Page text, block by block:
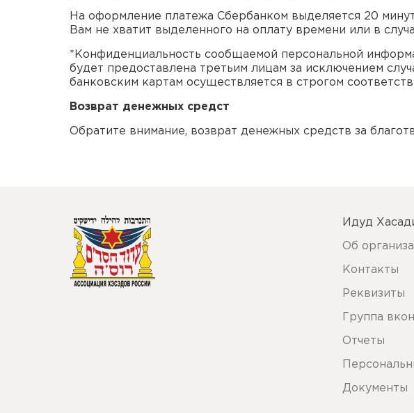
На оформление платежа Сбербанком выделяется 20
Вам не хватит выделенного на оплату времени или в
*Конфиденциальность сообщаемой персональной
будет предоставлена третьим лицам за исключением
банковским картам осуществляется в строгом
Возврат денежных средст
Обратите внимание, возврат денежных средств за
Идуд
Об
Контакты
Реквизиты
Группа
Отчеты
Документы